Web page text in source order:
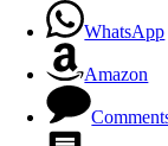
WhatsApp
Amazon